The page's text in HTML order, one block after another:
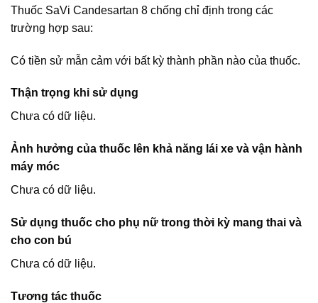
Thuốc SaVi Candesartan 8 chống chỉ định trong các
trường hợp sau:
Có tiền sử mẫn cảm với bất kỳ thành phần nào của thuốc.
Thận trọng khi sử dụng
Chưa có dữ liệu.
Ảnh hưởng của thuốc lên khả năng lái xe và vận hành
máy móc
Chưa có dữ liệu.
Sử dụng thuốc cho phụ nữ trong thời kỳ mang thai và
cho con bú
Chưa có dữ liệu.
Tương tác thuốc